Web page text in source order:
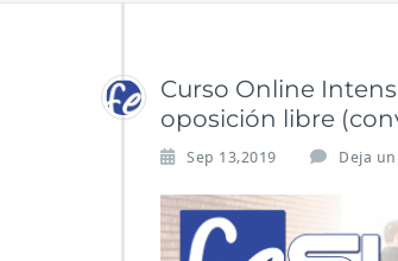
Curso Online
oposición libre
Sep 13,2019 Deja